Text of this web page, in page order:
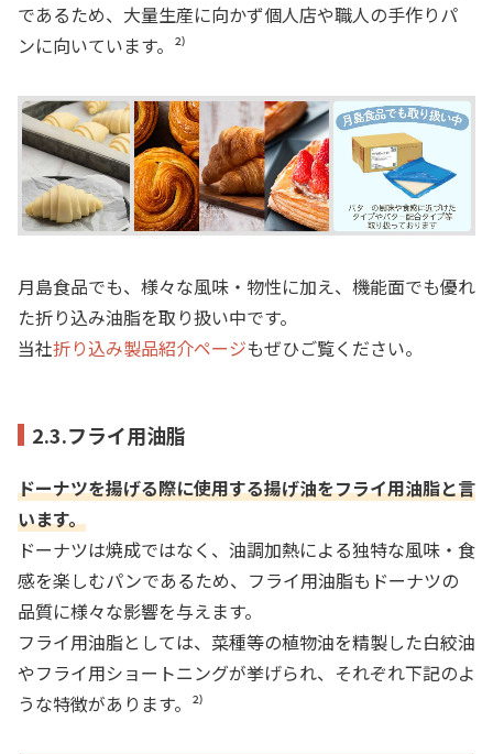
であるため、大量生産に向かず個人店や職人の手作りパ
ンに向いています。²⁾
月島食品でも、様々な風味・物性に加え、機能面でも優れ
た折り込み油脂を取り扱い中です。
当社折り込み製品紹介ページもぜひご覧ください。
2.3.フライ用油脂
ドーナツを揚げる際に使用する揚げ油をフライ用油脂と言
います。
ドーナツは焼成ではなく、油調加熱による独特な風味・食
感を楽しむパンであるため、フライ用油脂もドーナツの
品質に様々な影響を与えます。
フライ用油脂としては、菜種等の植物油を精製した白絞油
やフライ用ショートニングが挙げられ、それぞれ下記のよ
うな特徴があります。²⁾